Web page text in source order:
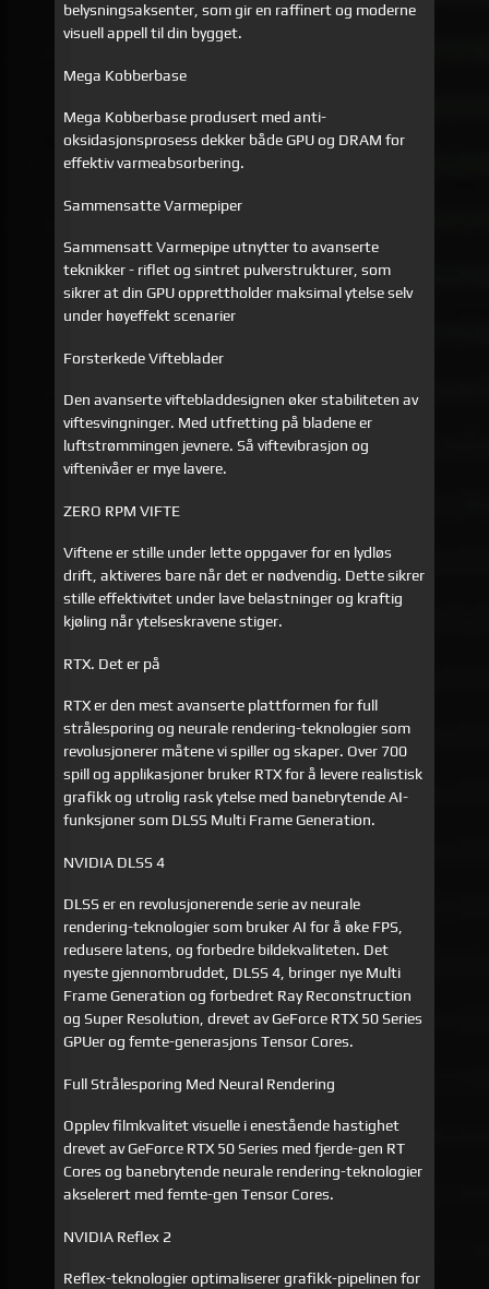
belysningsaksenter, som gir en raffinert og moderne
visuell appell til din bygget.
Mega Kobberbase
Mega Kobberbase produsert med anti-
oksidasjonsprosess dekker både GPU og DRAM for
effektiv varmeabsorbering.
Sammensatte Varmepiper
Sammensatt Varmepipe utnytter to avanserte
teknikker - riflet og sintret pulverstrukturer, som
sikrer at din GPU opprettholder maksimal ytelse selv
under høyeffekt scenarier
Forsterkede Vifteblader
Den avanserte viftebladdesignen øker stabiliteten av
viftesvingninger. Med utfretting på bladene er
luftstrømmingen jevnere. Så viftevibrasjon og
viftenivåer er mye lavere.
ZERO RPM VIFTE
Viftene er stille under lette oppgaver for en lydløs
drift, aktiveres bare når det er nødvendig. Dette sikrer
stille effektivitet under lave belastninger og kraftig
kjøling når ytelseskravene stiger.
RTX. Det er på
RTX er den mest avanserte plattformen for full
strålesporing og neurale rendering-teknologier som
revolusjonerer måtene vi spiller og skaper. Over 700
spill og applikasjoner bruker RTX for å levere realistisk
grafikk og utrolig rask ytelse med banebrytende AI-
funksjoner som DLSS Multi Frame Generation.
NVIDIA DLSS 4
DLSS er en revolusjonerende serie av neurale
rendering-teknologier som bruker AI for å øke FPS,
redusere latens, og forbedre bildekvaliteten. Det
nyeste gjennombruddet, DLSS 4, bringer nye Multi
Frame Generation og forbedret Ray Reconstruction
og Super Resolution, drevet av GeForce RTX 50 Series
GPUer og femte-generasjons Tensor Cores.
Full Strålesporing Med Neural Rendering
Opplev filmkvalitet visuelle i enestående hastighet
drevet av GeForce RTX 50 Series med fjerde-gen RT
Cores og banebrytende neurale rendering-teknologier
akselerert med femte-gen Tensor Cores.
NVIDIA Reflex 2
Reflex-teknologier optimaliserer grafikk-pipelinen for